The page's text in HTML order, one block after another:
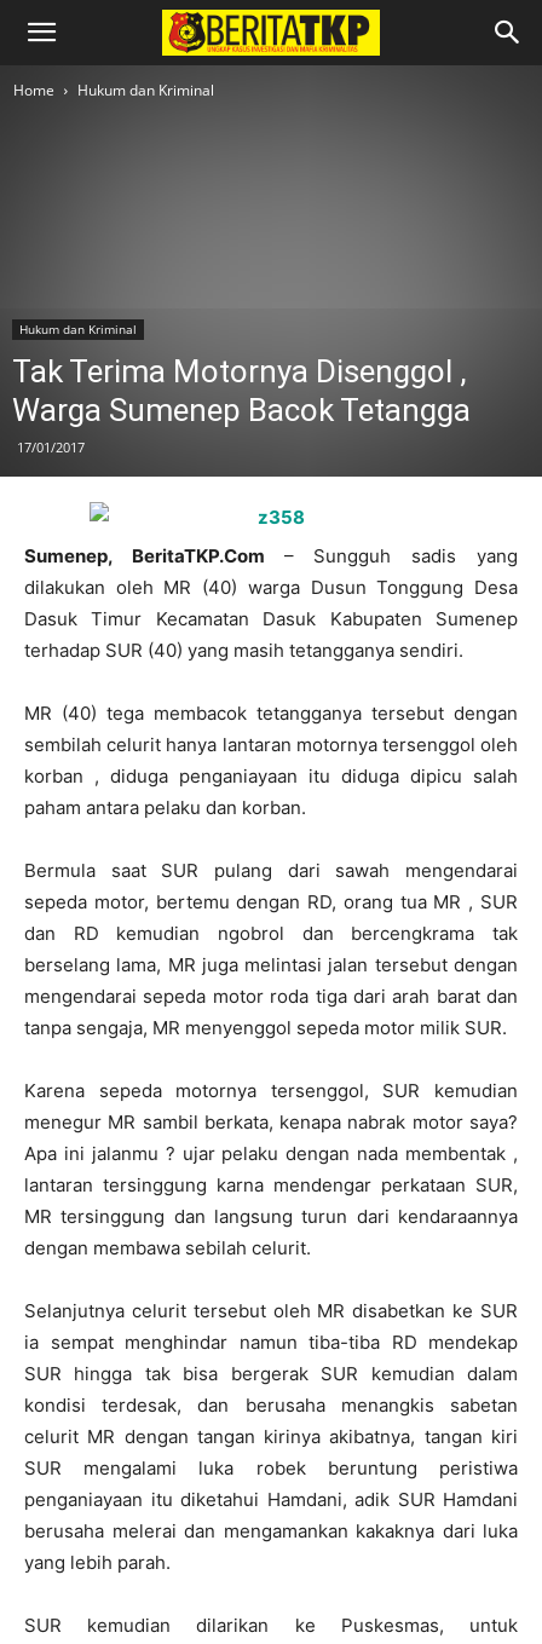
Home Hukum dan Kriminal
Hukum dan Kriminal
Tak Terima Motornya Disenggol ,
Warga Sumenep Bacok Tetangga
17/01/2017
Sumenep, BeritaTKP.Com – Sungguh sadis yang
dilakukan oleh MR (40) warga Dusun Tonggung Desa
Dasuk Timur Kecamatan Dasuk Kabupaten Sumenep
terhadap SUR (40) yang masih tetangganya sendiri.
MR (40) tega membacok tetangganya tersebut dengan
sembilah celurit hanya lantaran motornya tersenggol oleh
korban , diduga penganiayaan itu diduga dipicu salah
paham antara pelaku dan korban.
Bermula saat SUR pulang dari sawah mengendarai
sepeda motor, bertemu dengan RD, orang tua MR , SUR
dan RD kemudian ngobrol dan bercengkrama tak
berselang lama, MR juga melintasi jalan tersebut dengan
mengendarai sepeda motor roda tiga dari arah barat dan
tanpa sengaja, MR menyenggol sepeda motor milik SUR.
Karena sepeda motornya tersenggol, SUR kemudian
menegur MR sambil berkata, kenapa nabrak motor saya?
Apa ini jalanmu ? ujar pelaku dengan nada membentak ,
lantaran tersinggung karna mendengar perkataan SUR,
MR tersinggung dan langsung turun dari kendaraannya
dengan membawa sebilah celurit.
Selanjutnya celurit tersebut oleh MR disabetkan ke SUR
ia sempat menghindar namun tiba-tiba RD mendekap
SUR hingga tak bisa bergerak SUR kemudian dalam
kondisi terdesak, dan berusaha menangkis sabetan
celurit MR dengan tangan kirinya akibatnya, tangan kiri
SUR mengalami luka robek beruntung peristiwa
penganiayaan itu diketahui Hamdani, adik SUR Hamdani
berusaha melerai dan mengamankan kakaknya dari luka
yang lebih parah.
SUR kemudian dilarikan ke Puskesmas, untuk